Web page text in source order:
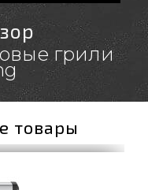
грили
товары